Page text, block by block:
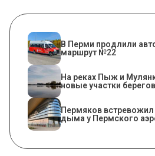
В Перми продлили
маршрут №22
На реках Пыж и
новые участки
Пермяков
дыма у Пермского